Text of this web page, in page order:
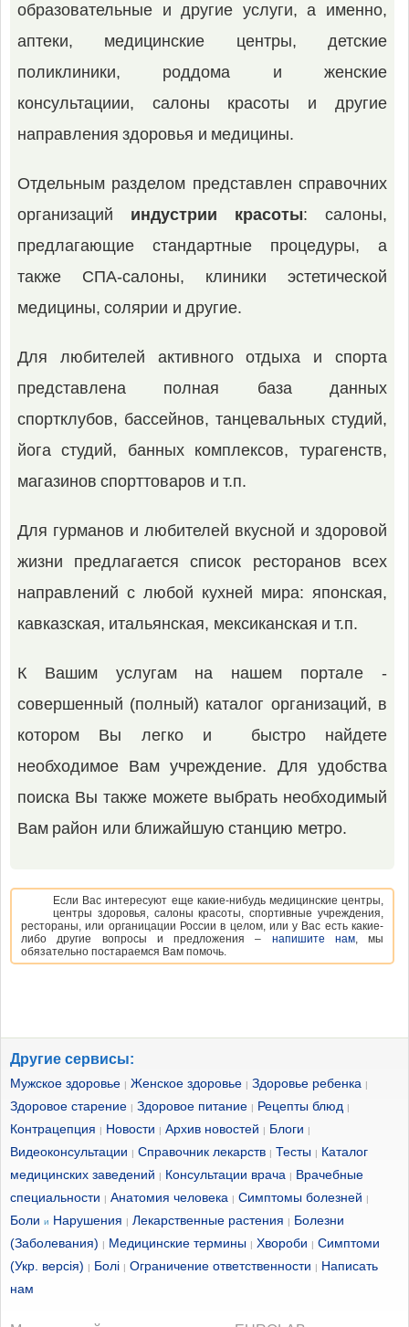
образовательные и другие услуги, а именно,
аптеки, медицинские центры, детские
поликлиники, роддома и женские
консультациии, салоны красоты и другие
направления здоровья и медицины.
Отдельным разделом представлен справочних
организаций индустрии красоты: салоны,
предлагающие стандартные процедуры, а
также СПА-салоны, клиники эстетической
медицины, солярии и другие.
Для любителей активного отдыха и спорта
представлена полная база данных
спортклубов, бассейнов, танцевальных студий,
йога студий, банных комплексов, турагенств,
магазинов спорттоваров и т.п.
Для гурманов и любителей вкусной и здоровой
жизни предлагается список ресторанов всех
направлений с любой кухней мира: японская,
кавказская, итальянская, мексиканская и т.п.
К Вашим услугам на нашем портале -
совершенный (полный) каталог организаций, в
котором Вы легко и быстро найдете
необходимое Вам учреждение. Для удобства
поиска Вы также можете выбрать необходимый
Вам район или ближайшую станцию метро.
Если Вас интересуют еще какие-нибудь медицинские центры,
центры здоровья, салоны красоты, спортивные учреждения,
рестораны, или органицации России в целом, или у Вас есть какие-
либо другие вопросы и предложения – напишите нам, мы
обязательно постараемся Вам помочь.
Другие сервисы:
Мужское здоровье | Женское здоровье | Здоровье ребенка |
Здоровое старение | Здоровое питание | Рецепты блюд |
Контрацепция | Новости | Архив новостей | Блоги |
Видеоконсультации | Справочник лекарств | Тесты | Каталог
медицинских заведений | Консультации врача | Врачебные
специальности | Анатомия человека | Симптомы болезней |
Боли и Нарушения | Лекарственные растения | Болезни
(Заболевания) | Медицинские термины | Хвороби | Симптоми
(Укр. версія) | Болі | Ограничение ответственности | Написать
нам